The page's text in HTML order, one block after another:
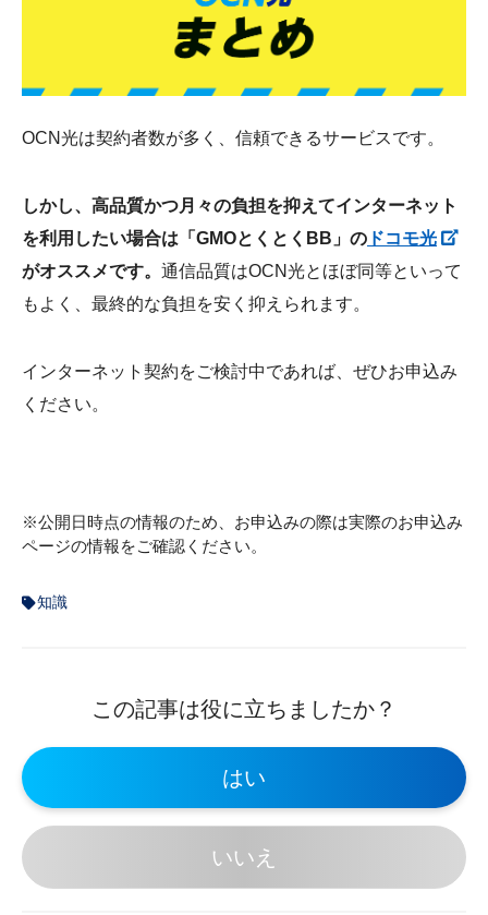
OCN光は契約者数が多く、信頼できるサービスです。
しかし、高品質かつ月々の負担を抑えてインターネット
を利用したい場合は「GMOとくとくBB」の ドコモ光
がオススメです。 通信品質はOCN光とほぼ同等といって
もよく、最終的な負担を安く抑えられます。
インターネット契約をご検討中であれば、ぜひお申込み
ください。
※公開日時点の情報のため、お申込みの際は実際のお申込み
ページの情報をご確認ください。
知識
この記事は役に立ちましたか？
はい
いいえ